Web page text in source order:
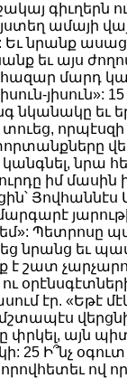
ամայի
Եւ նրանք
եւ այս
հազար
յիսուն»:
նկանակը եւ
նրա
իմ մասին
Յովհաննէս
եմ»:
նրանց եւ
շատ
էր. «Եթէ
վերցնի
փրկել, այն
25 Ի՞նչ
ով